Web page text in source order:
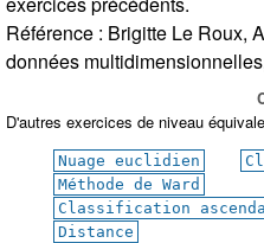
Référence : Brigitte Le Roux,
données
D'autres exercices de niveau
Nuage euclidien
Méthode de Ward
Classification
Distance